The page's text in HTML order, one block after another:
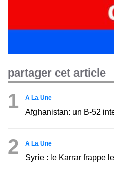
partager cet article
1 A La Une
Afghanistan: un B-52
2 A La Une
Syrie : le Karrar frappe